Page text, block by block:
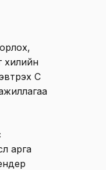
хилийн
С
арга